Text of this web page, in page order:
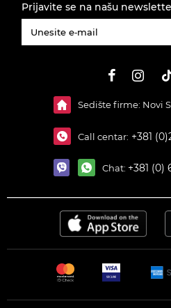
Prijavite se na našu
Sedište firme: Novi
Call centar: +381
Chat: +381 (0)